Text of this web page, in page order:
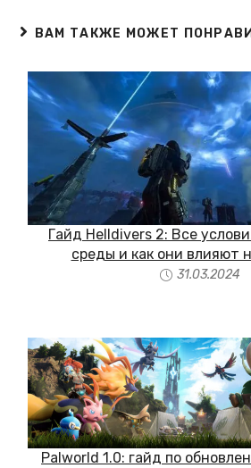
ВАМ ТАКЖЕ МОЖЕТ
Гайд Helldivers 2: Все
среды и как они влияют
31.03.2024
Palworld 1.0: гайд по